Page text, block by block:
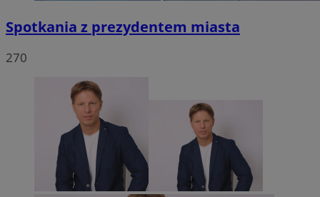
Spotkania z prezydentem miasta
270